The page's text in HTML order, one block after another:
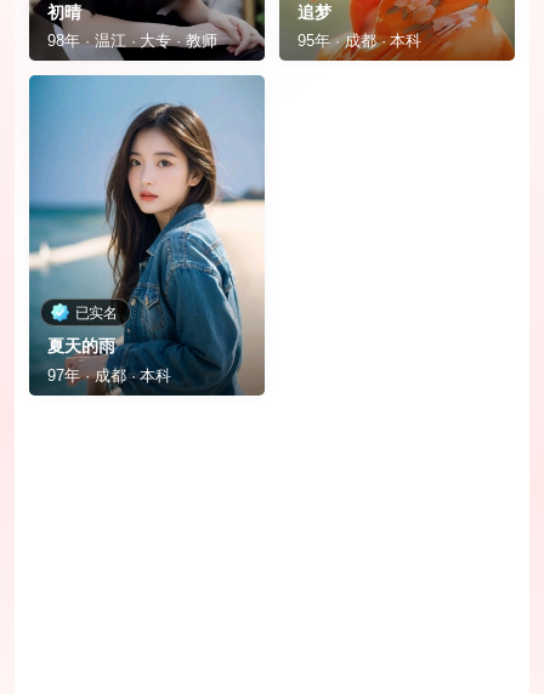
初晴
98年 · 温江 · 大专 · 教师
追梦
95年 · 成都 · 本科
已实名
夏天的雨
97年 · 成都 · 本科